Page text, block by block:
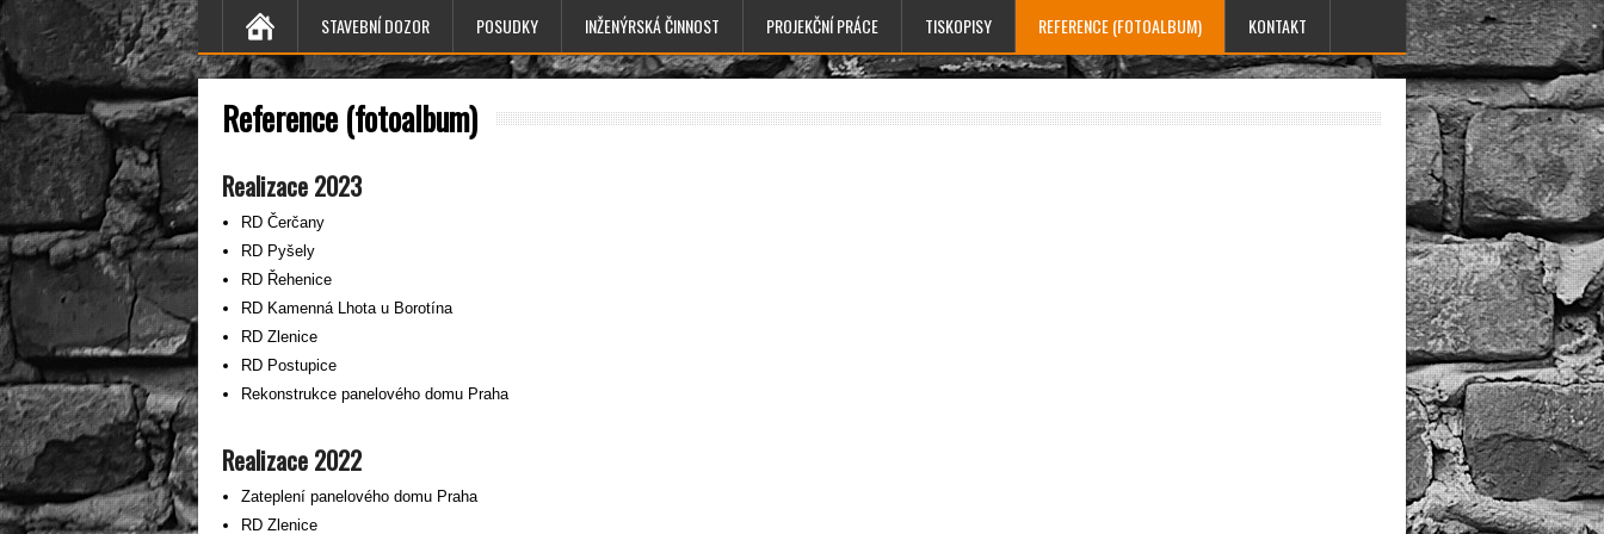
STAVEBNÍ DOZOR POSUDKY INŽENÝRSKÁ ČINNOST PROJEKČNÍ PRÁCE TISKOPISY REFERENCE (FOTOALBUM) KONTAKT
Reference (fotoalbum)
Realizace 2023
RD Čerčany
RD Pyšely
RD Řehenice
RD Kamenná Lhota u Borotína
RD Zlenice
RD Postupice
Rekonstrukce panelového domu Praha
Realizace 2022
Zateplení panelového domu Praha
RD Zlenice